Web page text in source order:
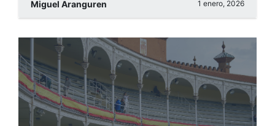
Miguel Aranguren 1 enero, 2026